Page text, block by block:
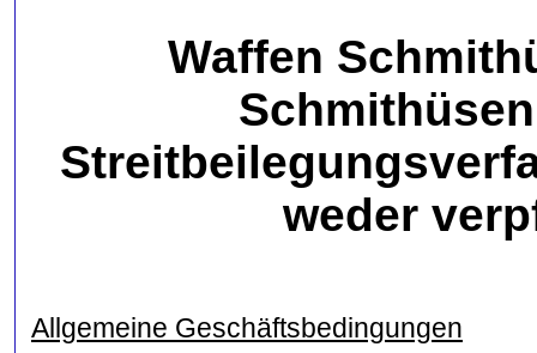
Waffen
weder
Allgemeine Geschäftsbedingungen